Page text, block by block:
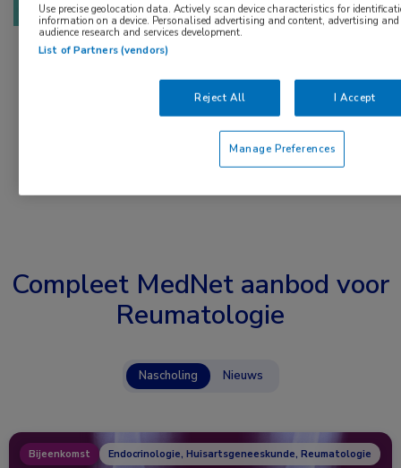
Compleet MedNet aanbod voor
Reumatologie
Nascholing Nieuws
Bijeenkomst Endocrinologie, Huisartsgeneeskunde, Reumatologie
Use precise geolocation data. Actively scan device characteristics for
information on a device. Personalised advertising and content, advertising
audience research and services development.
List of Partners (vendors)
Reject All I Accept
Manage Preferences